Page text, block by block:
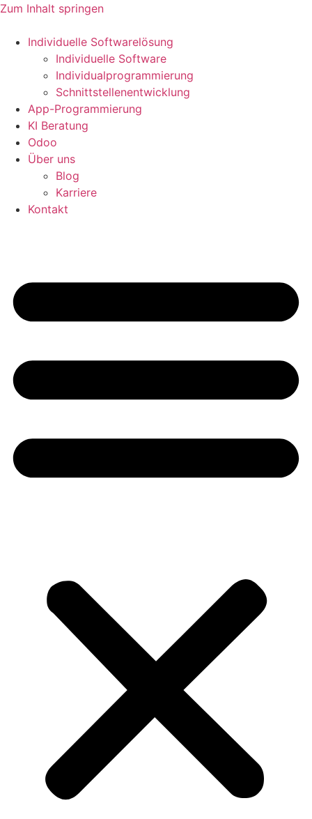
Zum Inhalt springen
Individuelle Softwarelösung
Individuelle Software
Individualprogrammierung
Schnittstellenentwicklung
App-Programmierung
KI Beratung
Odoo
Über uns
Blog
Karriere
Kontakt